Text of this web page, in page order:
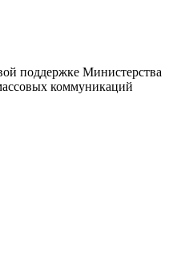
поддержке Министерства
коммуникаций